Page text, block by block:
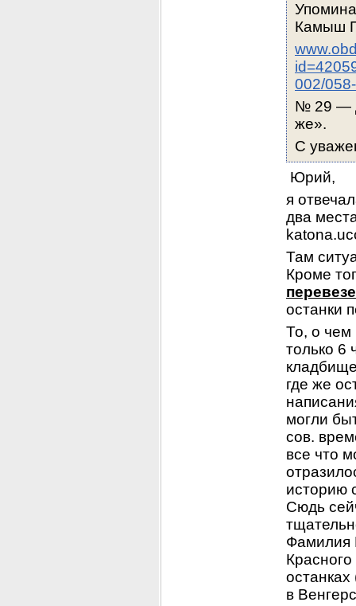
Камыш
002/
№ 29 —
же».
С
Юрий,
я
два
Там
Кроме
останки
То, о
только 6
где же
могли
сов.
все что
историю
Сюдь
Фамилия
в